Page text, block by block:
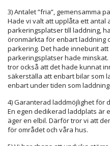
3) Antalet ”fria”, gemensamma
Hade vi valt att upplåta ett antal
parkeringsplatser till laddning,
öronmärkta för enbart laddning
parkering. Det hade inneburit
parkeringsplatser hade
tror också att det hade kunnat
säkerställa att enbart bilar som
enbart under tiden som
4) Garanterad laddmöjlighet för
En egen dedikerad laddplats är
äger en elbil. Därför tror vi att
för området och våra hus.